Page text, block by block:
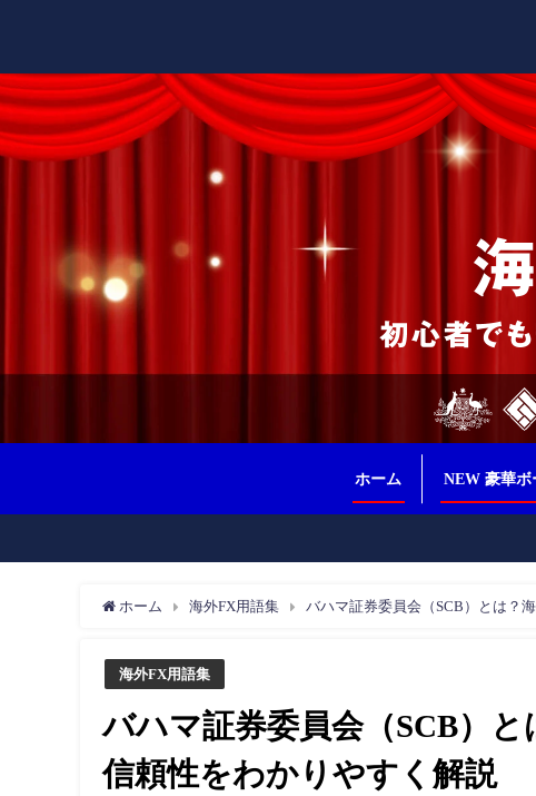
ホーム NEW 豪華ボ
ホーム 海外FX用語集 バハマ証券委員会（SCB）とは？
海外FX用語集
バハマ証券委員会（SCB）
信頼性をわかりやすく解説